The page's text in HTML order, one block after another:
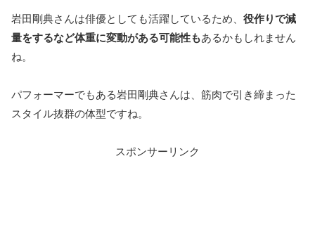
岩田剛典さんは俳優としても活躍しているため、 役作りで減
量をするなど体重に変動がある可能性もあるかもしれません
ね。
パフォーマーでもある岩田剛典さんは、筋肉で引き締まった
スタイル抜群の体型ですね。
スポンサーリンク